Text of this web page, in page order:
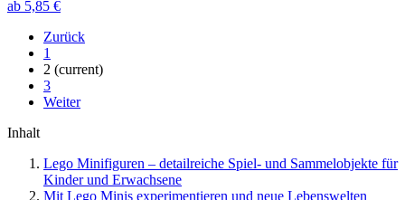
ab 5,85 €
Zurück
1
2 (current)
3
Weiter
Inhalt
Lego Minifiguren – detailreiche Spiel- und Sammelobjekte für
Kinder und Erwachsene
Mit Lego Minis experimentieren und neue Lebenswelten